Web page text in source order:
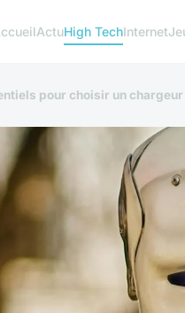
ActuHigh TechInternet
pour choisir un